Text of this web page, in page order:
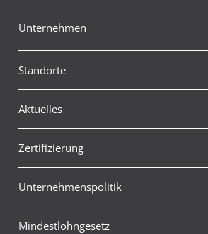
Unternehmen
Standorte
Aktuelles
Zertifizierung
Unternehmenspolitik
Mindestlohngesetz